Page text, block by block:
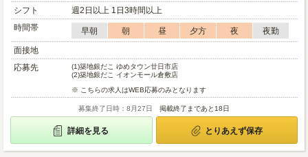
シフト
週2日以上 1日3時間以上
時間帯
早朝 朝 昼 夕方 夜
夜勤
面接地
応募先
(1)築地銀だこ ゆめタウン廿日市店
(2)築地銀だこ イオンモール倉敷店
※ こちらの求人はWEB応募のみとなります
募集終了日時：8月27日 掲載終了まであと18日
詳細を見る とりあえず保存